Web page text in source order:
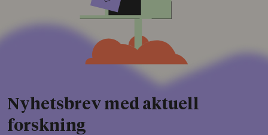
Nyhetsbrev med aktuell
forskning